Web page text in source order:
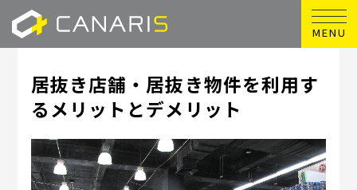
MENU
居抜き店舗・居抜き物件を利用す
るメリットとデメリット